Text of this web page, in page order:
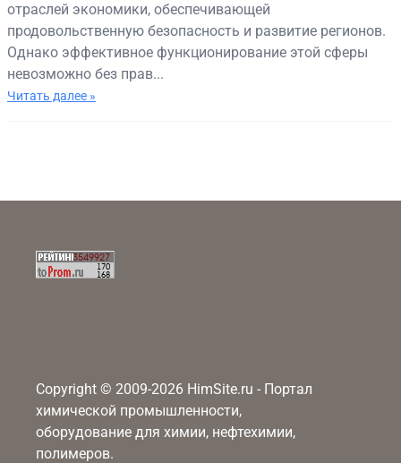
отраслей экономики, обеспечивающей
продовольственную безопасность и развитие регионов.
Однако эффективное функционирование этой сферы
невозможно без прав...
Читать далее »
Copyright © 2009-2026 HimSite.ru - Портал
химической промышленности,
оборудование для химии, нефтехимии,
полимеров.